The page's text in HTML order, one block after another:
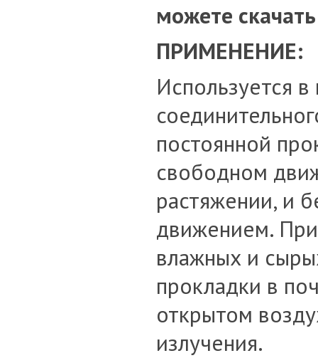
можете
ПРИМЕНЕНИЕ:
Используется
постоянной
свободном
растяжении, и
движением.
влажных и
прокладки в
открытом
излучения.